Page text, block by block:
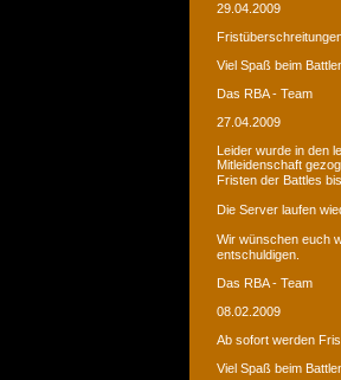
29.04.2009
Viel Spaß beim
Das RBA - Team
27.04.2009
Leider wurde in den
Mitleidenschaft
Fristen der Battles
Die Server laufen
Wir wünschen euch
entschuldigen.
Das RBA - Team
08.02.2009
Ab sofort werden
Viel Spaß beim